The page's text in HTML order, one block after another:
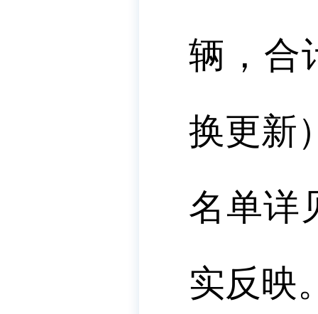
辆 ，合
换更新
名单详
实反映